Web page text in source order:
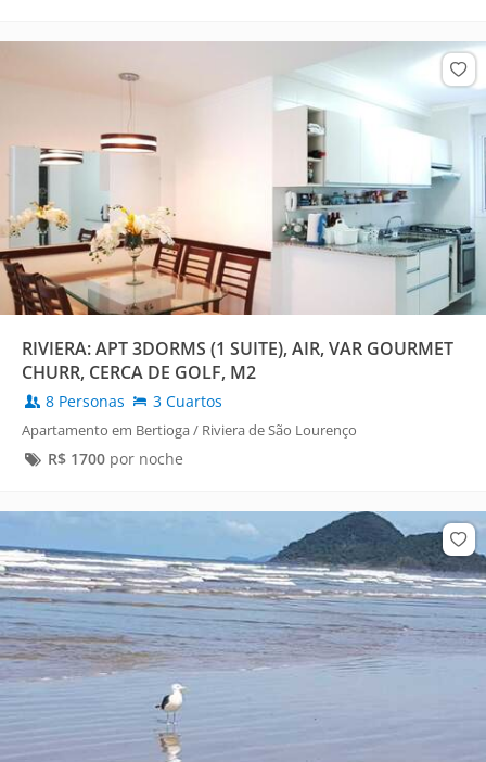
RIVIERA: APT 3DORMS (1 SUITE), AIR, VAR GOURMET
CHURR, CERCA DE GOLF, M2
8 Personas 3 Cuartos
Apartamento em Bertioga / Riviera de São Lourenço
R$ 1700por noche